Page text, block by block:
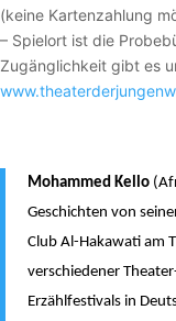
(keine Kartenzahlung
– Spielort ist die
Zugänglichkeit gibt es
Mohammed Kello
Geschichten von
Club Al-Hakawati am
verschiedener
Erzählfestivals in